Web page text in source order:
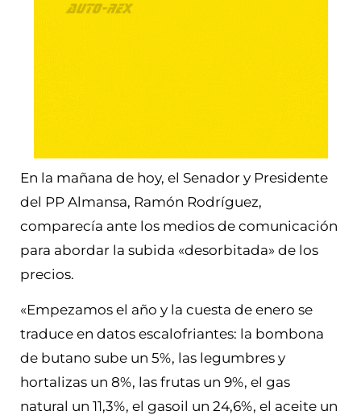
En la mañana de hoy, el Senador y Presidente
del PP Almansa, Ramón Rodríguez,
comparecía ante los medios de comunicación
para abordar la subida «desorbitada» de los
precios.
«Empezamos el año y la cuesta de enero se
traduce en datos escalofriantes: la bombona
de butano sube un 5%, las legumbres y
hortalizas un 8%, las frutas un 9%, el gas
natural un 11,3%, el gasoil un 24,6%, el aceite un